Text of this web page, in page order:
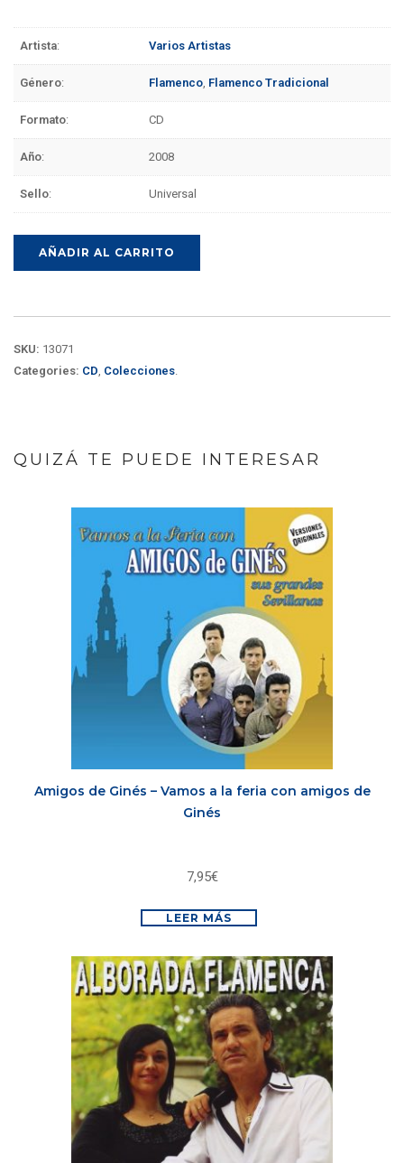
Artista: Varios Artistas
Género: Flamenco, Flamenco Tradicional
Formato: CD
Año: 2008
Sello: Universal
AÑADIR AL CARRITO
SKU: 13071
Categories: CD, Colecciones.
QUIZÁ TE PUEDE INTERESAR
Amigos de Ginés – Vamos a la feria con amigos de
Ginés
7,95€
LEER MÁS